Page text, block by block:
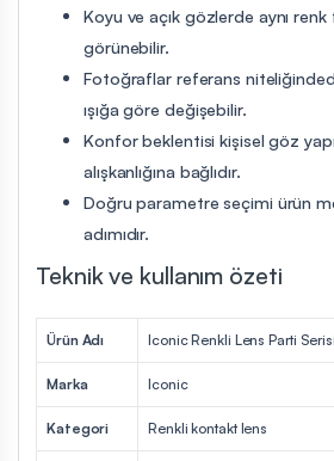
Koyu ve açık gözlerde aynı
görünebilir.
Fotoğraflar referans
ışığa göre değişebilir.
Konfor beklentisi kişisel göz
alışkanlığına bağlıdır.
Doğru parametre seçimi ürün
adımıdır.
Teknik ve kullanım özeti
Ürün Adı Iconic Renkli Lens Parti
Marka Iconic
Kategori Renkli kontakt lens